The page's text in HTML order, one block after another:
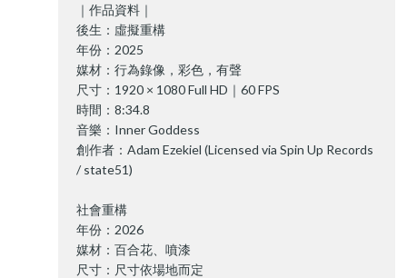
｜作品資料｜
後生：虛擬重構
年份：2025
媒材：行為錄像，彩色，有聲
尺寸：1920 × 1080 Full HD｜60 FPS
時間：8:34.8
音樂：Inner Goddess
創作者：Adam Ezekiel (Licensed via Spin Up Records
/ state51)
社會重構
年份：2026
媒材：百合花、噴漆
尺寸：尺寸依場地而定